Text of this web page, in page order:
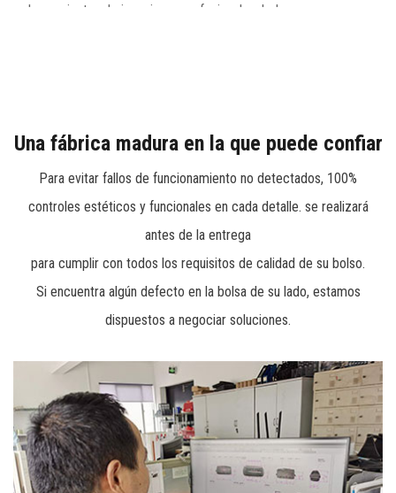
herramientas de ingenieros profesionales, bolsas con
bolsas de herramientas, cinturones de herramientas, maletín
técnico para ingenieros profesionales, bolsas con ruedas,
mochilas para herramientas y bolsas de almacenamiento
blandas que pueden satisfacer las necesidades de
plomeros, constructores, ingenieros de reparación o
aficionados al bricolaje para herramientas almacenamiento.
Una fábrica madura en la que puede confiar
Para evitar fallos de funcionamiento no detectados, 100%
controles estéticos y funcionales en cada detalle. se realizará
antes de la entrega
para cumplir con todos los requisitos de calidad de su bolso.
Si encuentra algún defecto en la bolsa de su lado, estamos
dispuestos a negociar soluciones.